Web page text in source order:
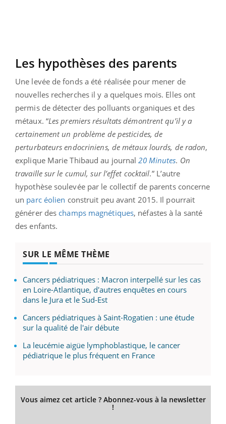
Les hypothèses des parents
Une levée de fonds a été réalisée pour mener de
nouvelles recherches il y a quelques mois. Elles ont
permis de détecter des polluants organiques et des
métaux. “Les premiers résultats démontrent qu’il y a
certainement un problème de pesticides, de
perturbateurs endocriniens, de métaux lourds, de radon,
explique Marie Thibaud au journal20 Minutes. On
travaille sur le cumul, sur l’effet cocktail.” L’autre
hypothèse soulevée par le collectif de parents concerne
un parc éolien construit peu avant 2015. Il pourrait
générer des champs magnétiques, néfastes à la santé
des enfants.
SUR LE MÊME THÈME
Cancers pédiatriques : Macron interpellé sur les cas
en Loire-Atlantique, d'autres enquêtes en cours
dans le Jura et le Sud-Est
Cancers pédiatriques à Saint-Rogatien : une étude
sur la qualité de l'air débute
La leucémie aigüe lymphoblastique, le cancer
pédiatrique le plus fréquent en France
Vous aimez cet article ? Abonnez-vous à la newsletter
!